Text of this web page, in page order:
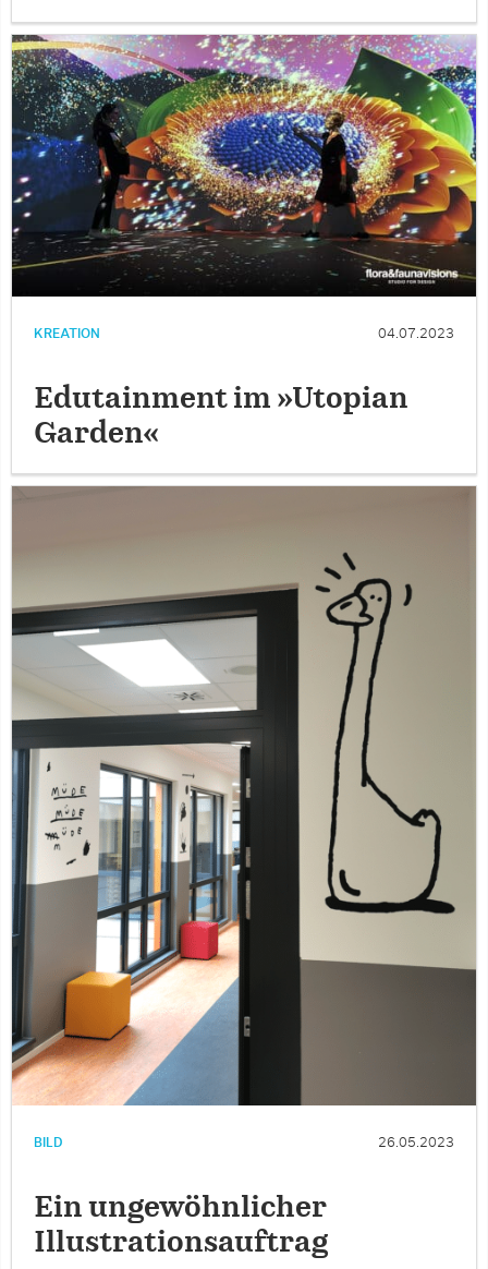
KREATION 04.07.2023
Edutainment im »Utopian
Garden«
BILD 26.05.2023
Ein ungewöhnlicher
Illustrationsauftrag